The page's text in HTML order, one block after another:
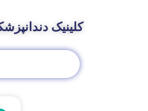
کلینیک